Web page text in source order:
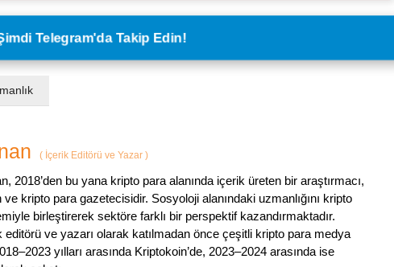
Telegram'da Takip Edin!
( İçerik Editörü ve Yazar )
2018’den bu yana kripto para alanında içerik üreten bir araştırmacı,
kripto para gazetecisidir. Sosyoloji alanındaki uzmanlığını kripto
birleştirerek sektöre farklı bir perspektif kazandırmaktadır.
editörü ve yazarı olarak katılmadan önce çeşitli kripto para medya
yılları arasında Kriptokoin’de, 2023–2024 arasında ise